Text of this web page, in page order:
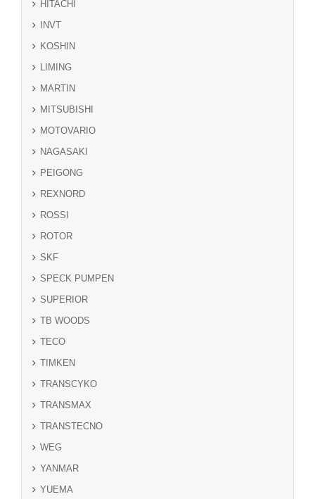
HITACHI
INVT
KOSHIN
LIMING
MARTIN
MITSUBISHI
MOTOVARIO
NAGASAKI
PEIGONG
REXNORD
ROSSI
ROTOR
SKF
SPECK PUMPEN
SUPERIOR
TB WOODS
TECO
TIMKEN
TRANSCYKO
TRANSMAX
TRANSTECNO
WEG
YANMAR
YUEMA